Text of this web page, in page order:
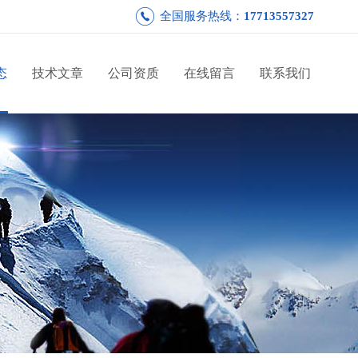
全国服务热线： 17713557327
技术文章 公司资质 在线留言 联系我们